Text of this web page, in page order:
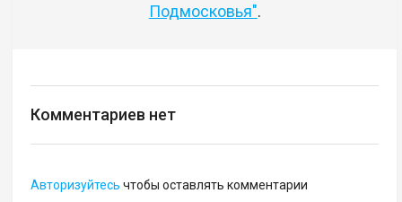
Подмосковья".
Комментариев нет
Авторизуйтесь чтобы оставлять комментарии